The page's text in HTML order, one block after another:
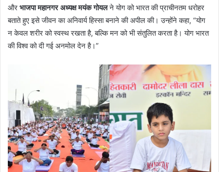
और भाजपा महानगर अध्यक्ष मयंक गोयलने योग को भारत की प्राचीनतम धरोहर
बताते हुए इसे जीवन का अनिवार्य हिस्सा बनाने की अपील की। उन्होंने कहा, “योग
न केवल शरीर को स्वस्थ रखता है, बल्कि मन को भी संतुलित करता है। योग भारत
की विश्व को दी गई अनमोल देन है।”